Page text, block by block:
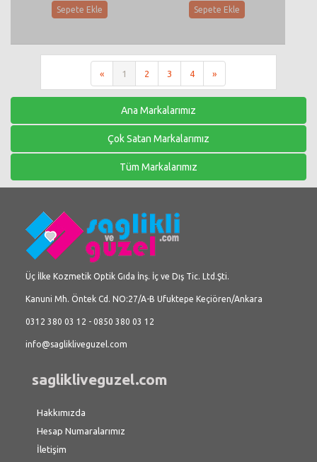
Sepete Ekle Sepete Ekle
« 1 2 3 4 »
Ana Markalarımız
Çok Satan Markalarımız
Tüm Markalarımız
Üç İlke Kozmetik Optik Gıda İnş. İç ve Dış Tic. Ltd.Şti.
Kanuni Mh. Öntek Cd. NO:27/A-B Ufuktepe Keçiören/Ankara
0312 380 03 12 - 0850 380 03 12
info@saglikliveguzel.com
saglikliveguzel.com
Hakkımızda
Hesap Numaralarımız
İletişim